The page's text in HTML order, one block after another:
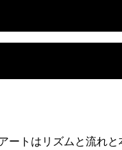
ートはリズムと流れ